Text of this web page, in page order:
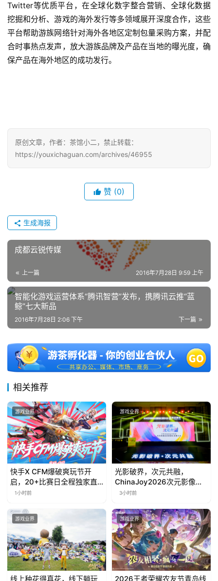
茶
对
接
会
中
文
Twitter等优质平台，在全球化数字整合营销、全球化数据
挖掘和分析、游戏的海外发行等多领域展开深度合作，这些
平台帮助游族网络针对海外各地区定制包量采购方案，并配
合时事热点发声，放大游族品牌及产品在当地的曝光度，确
保产品在海外地区的成功发行。
原创文章，作者：茶馆小二，禁止转载：
https://youxichaguan.com/archives/46955
赞 (0)
生成海报
成都云锐传媒
上一篇 2016年7月28日 9:59 上午
智能化游戏运营体系“腾讯智营”发布，携腾讯云推“蓝
鲸”七大新品
下一篇
2016年7月28日 2:06 下午
相关推荐
游戏业界
快手X CFM爆破爽玩节开
启，20+比赛日全程独家直
播
1小时前
游戏业界
光影破界，次元共融，
ChinaJoy2026次元影像生
态标准化发展大会盛大召开
3小时前
游戏业界
线上种花得真花，线下躺玩
游戏业界
2026王者荣耀农友节青岛线